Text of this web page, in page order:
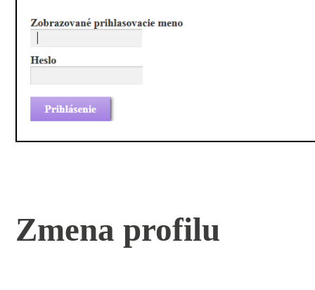
Zmena profilu